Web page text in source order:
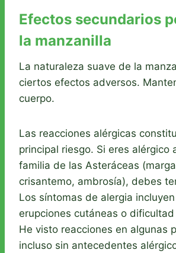
Efectos secundarios
la manzanilla
La naturaleza suave de la
ciertos efectos adversos.
cuerpo.
Las reacciones alérgicas
principal riesgo. Si eres alérgico
familia de las Asteráceas
crisantemo, ambrosía), debes
Los síntomas de alergia
erupciones cutáneas o
He visto reacciones en algunas
incluso sin antecedentes